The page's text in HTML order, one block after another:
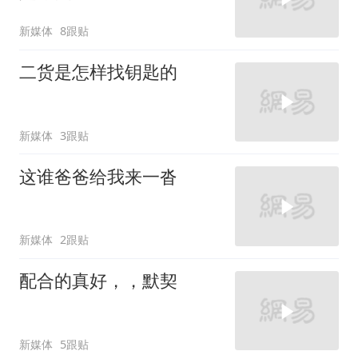
新媒体 8跟贴
二货是怎样找钥匙的
新媒体 3跟贴
这谁爸爸给我来一沓
新媒体 2跟贴
配合的真好，，默契
新媒体 5跟贴